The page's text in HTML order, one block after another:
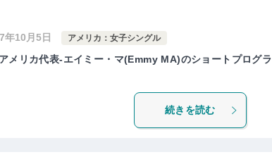
年10月5日 アメリカ：女子シングル
メリカ代表-エイミー・マ(Emmy MA)のショートプログラ
続きを読む